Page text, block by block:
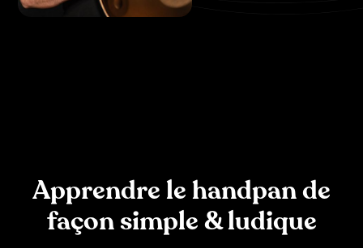
Apprendre le handpan de
façon simple & ludique